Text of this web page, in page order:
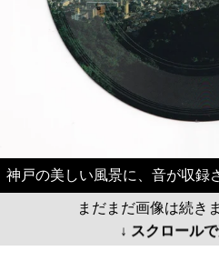
神戸の美しい風景に、音が収録
まだまだ画像は続き
↓ スクロール